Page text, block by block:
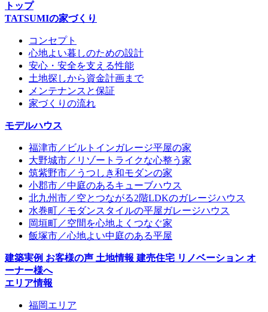
トップ
TATSUMIの家づくり
コンセプト
心地よい暮しのための設計
安心・安全を支える性能
土地探しから資金計画まで
メンテナンスと保証
家づくりの流れ
モデルハウス
福津市／ビルトインガレージ平屋の家
大野城市／リゾートライクな心整う家
筑紫野市／うつしき和モダンの家
小郡市／中庭のあるキューブハウス
北九州市／空とつながる2階LDKのガレージハウス
水巻町／モダンスタイルの平屋ガレージハウス
岡垣町／空間を心地よくつなぐ家
飯塚市／心地よい中庭のある平屋
建築実例 お客様の声 土地情報 建売住宅 リノベーション オ
ーナー様へ
エリア情報
福岡エリア